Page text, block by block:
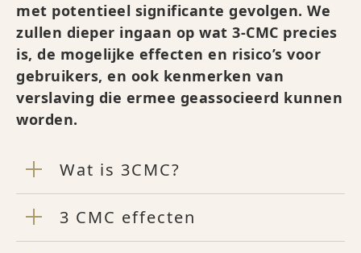
met potentieel significante gevolgen. We
zullen dieper ingaan op wat 3-CMC precies
is, de mogelijke effecten en risico’s voor
gebruikers, en ook kenmerken van
verslaving die ermee geassocieerd kunnen
worden.
Wat is 3CMC?
3 CMC effecten